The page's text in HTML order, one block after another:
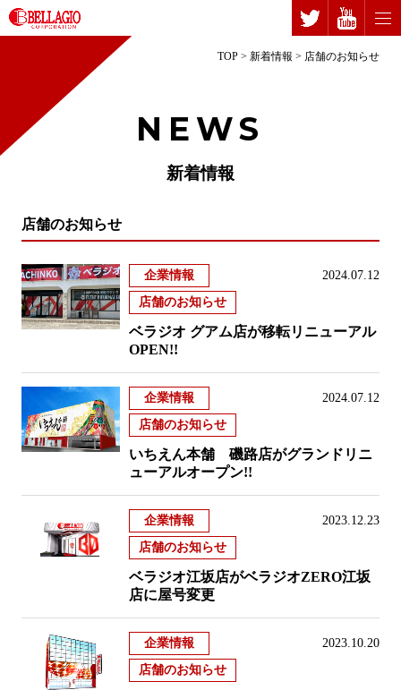
TOP >新着情報 > 店舗のお知らせ
NEWS
新着情報
店舗のお知らせ
企業情報
店舗のお知らせ
2024.07.12
ベラジオ グアム店が移転リニューアル
OPEN!!
企業情報
店舗のお知らせ
2024.07.12
いちえん本舗 磯路店がグランドリニ
ューアルオープン!!
企業情報
店舗のお知らせ
2023.12.23
ベラジオ江坂店がベラジオZERO江坂
店に屋号変更
企業情報
店舗のお知らせ
2023.10.20